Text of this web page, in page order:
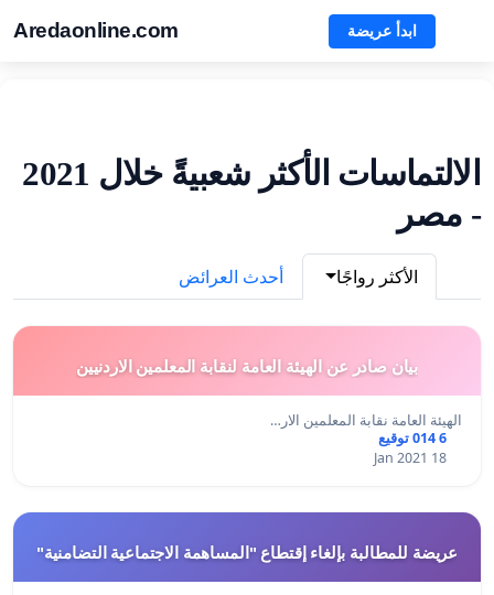
Aredaonline.com ابدأ عريضة
الالتماسات الأكثر شعبيةً خلال 2021
- مصر
الأكثر رواجًا أحدث العرائض
بيان صادر عن الهيئة العامة لنقابة المعلمين الاردنيين
الهيئة العامة نقابة المعلمين الار…
6 014 توقيع
18 Jan 2021
عريضة للمطالبة بإلغاء إقتطاع "المساهمة الاجتماعية التضامنية"